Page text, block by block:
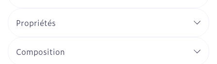
Propriétés
Composition